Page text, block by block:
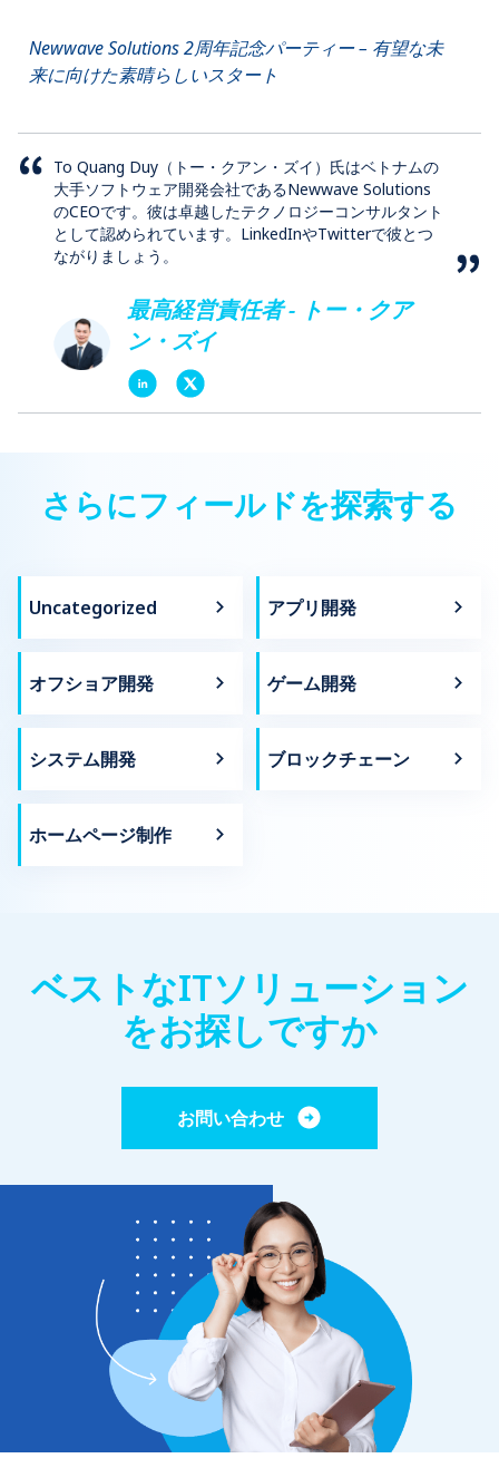
Newwave Solutions 2周年記念パーティー – 有望な未
来に向けた素晴らしいスタート
To Quang Duy（トー・クアン・ズイ）氏はベトナムの
大手ソフトウェア開発会社であるNewwave Solutions
のCEOです。彼は卓越したテクノロジーコンサルタント
として認められています。LinkedInやTwitterで彼とつ
ながりましょう。
最高経営責任者 - トー・クア
ン・ズイ
さらにフィールドを探索する
Uncategorized アプリ開発
オフショア開発 ゲーム開発
システム開発 ブロックチェーン
ホームページ制作
ベストなITソリューション
をお探しですか
お問い合わせ